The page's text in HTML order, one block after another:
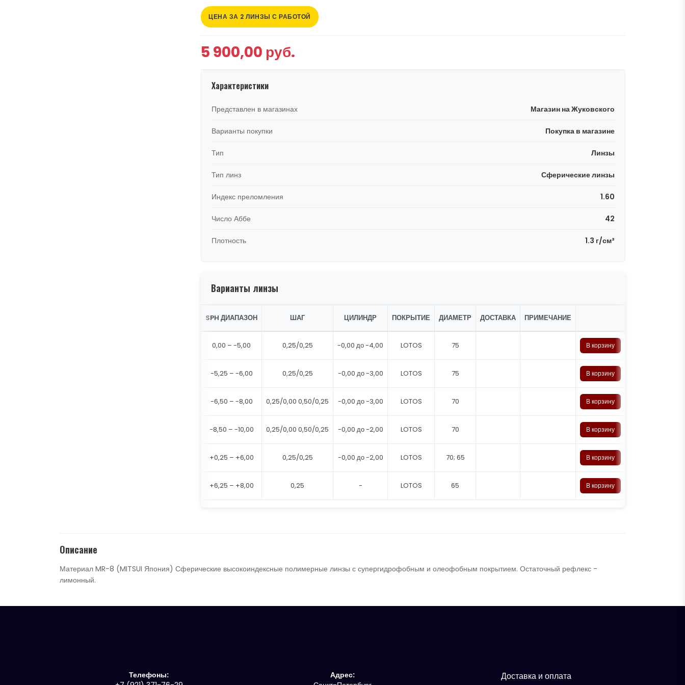
ЦЕНА ЗА 2 ЛИНЗЫ С РАБОТОЙ
5 900,00 руб.
Характеристики
Представлен в магазинах Магазин на Жуковского
Варианты покупки Покупка в магазине
Тип Линзы
Тип линз Сферические линзы
Индекс преломления 1.60
Число Аббе 42
Плотность 1.3 г/см³
Варианты линзы
SPH ДИАПАЗОН ШАГ ЦИЛИНДР ПОКРЫТИЕ ДИАМЕТР ДОСТАВКА ПРИМЕЧАНИЕ
0,00 – -5,00 0,25/0,25 -0,00 до -4,00 LOTOS 75 В корзину
-5,25 – -6,00 0,25/0,25 -0,00 до -3,00 LOTOS 75 В корзину
-6,50 – -8,00 0,25/0,00 0,50/0,25 -0,00 до -3,00 LOTOS 70 В корзину
-8,50 – -10,00 0,25/0,00 0,50/0,25 -0,00 до -2,00 LOTOS 70 В корзину
+0,25 – +6,00 0,25/0,25 -0,00 до -2,00 LOTOS 70; 65 В корзину
+6,25 – +8,00 0,25 - LOTOS 65 В корзину
Описание
Материал MR-8 (MITSUI Япония) Сферические высокоиндексные полимерные линзы с супергидрофобным и олеофобным покрытием. Остаточный рефлекс -
лимонный.
Телефоны:
Адрес:
Доставка и оплата